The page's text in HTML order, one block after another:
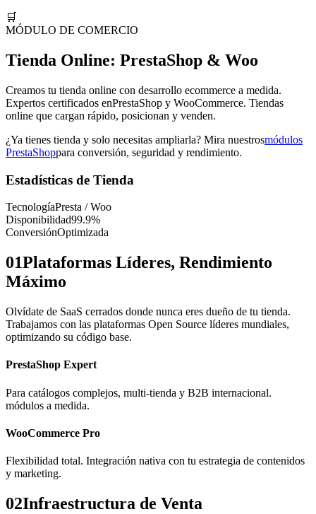
🛒
MÓDULO DE COMERCIO
Tienda Online: PrestaShop & Woo
Creamos tu tienda online con desarrollo ecommerce a medida.
Expertos certificados enPrestaShop y WooCommerce. Tiendas
online que cargan rápido, posicionan y venden.
¿Ya tienes tienda y solo necesitas ampliarla? Mira nuestrosmódulos
PrestaShoppara conversión, seguridad y rendimiento.
Estadísticas de Tienda
TecnologíaPresta / Woo
Disponibilidad99.9%
ConversiónOptimizada
01Plataformas Líderes, Rendimiento
Máximo
Olvídate de SaaS cerrados donde nunca eres dueño de tu tienda.
Trabajamos con las plataformas Open Source líderes mundiales,
optimizando su código base.
PrestaShop Expert
Para catálogos complejos, multi-tienda y B2B internacional.
módulos a medida.
WooCommerce Pro
Flexibilidad total. Integración nativa con tu estrategia de contenidos
y marketing.
02Infraestructura de Venta